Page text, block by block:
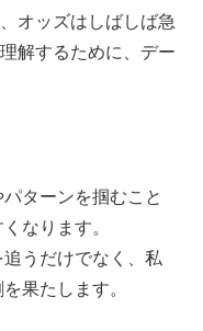
オッズはしばしば急
解するために、デー
ターンを掴むこと
なります。
うだけでなく、私
果たします。